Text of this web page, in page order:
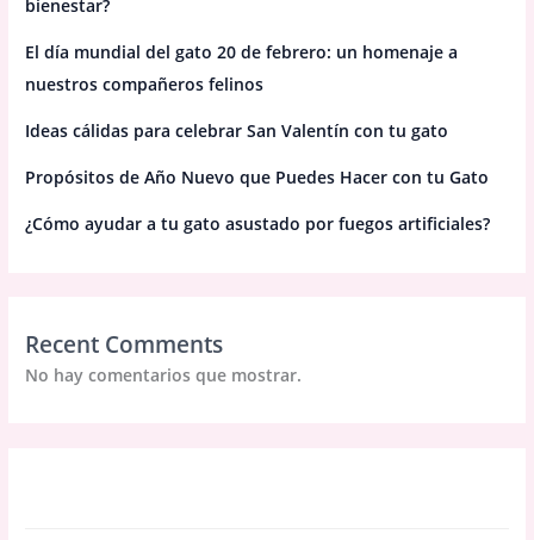
bienestar?
El día mundial del gato 20 de febrero: un homenaje a
nuestros compañeros felinos
Ideas cálidas para celebrar San Valentín con tu gato
Propósitos de Año Nuevo que Puedes Hacer con tu Gato
¿Cómo ayudar a tu gato asustado por fuegos artificiales?
Recent Comments
No hay comentarios que mostrar.